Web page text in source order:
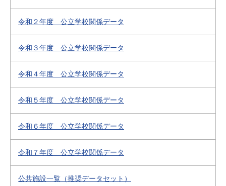
令和２年度 公立学校関係データ
令和３年度 公立学校関係データ
令和４年度 公立学校関係データ
令和５年度 公立学校関係データ
令和６年度 公立学校関係データ
令和７年度 公立学校関係データ
公共施設一覧（推奨データセット）